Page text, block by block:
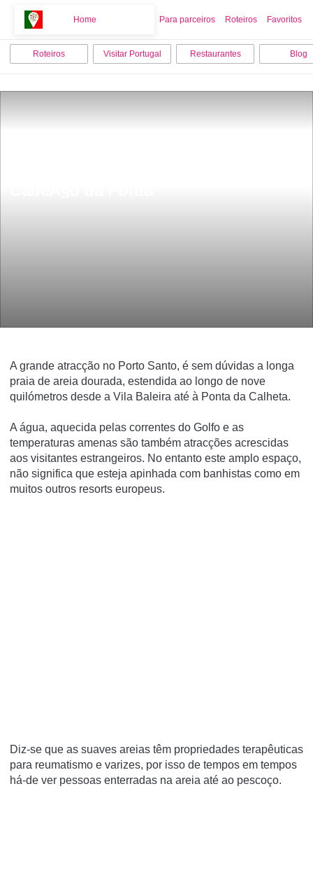
Home Para parceiros Roteiros Favoritos
Home
Roteiros Visitar Portugal Restaurantes Blog
A grande atracção no Porto Santo, é sem dúvidas a longa
praia de areia dourada, estendida ao longo de nove
quilómetros desde a Vila Baleira até à Ponta da Calheta.
A água, aquecida pelas correntes do Golfo e as
temperaturas amenas são também atracções acrescidas
aos visitantes estrangeiros. No entanto este amplo espaço,
não significa que esteja apinhada com banhistas como em
muitos outros resorts europeus.
Diz-se que as suaves areias têm propriedades terapêuticas
para reumatismo e varizes, por isso de tempos em tempos
há-de ver pessoas enterradas na areia até ao pescoço.